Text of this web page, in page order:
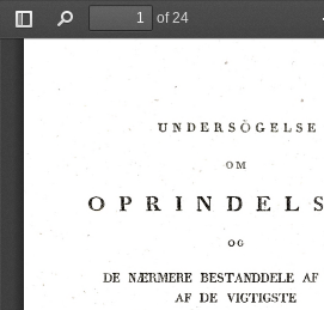
Toggle
Find
of 24
c
UNDERSØGELSE
-OM
OG
DE NÆRMERE BESTANDDELE AE
AF DE VIGTIGSTE